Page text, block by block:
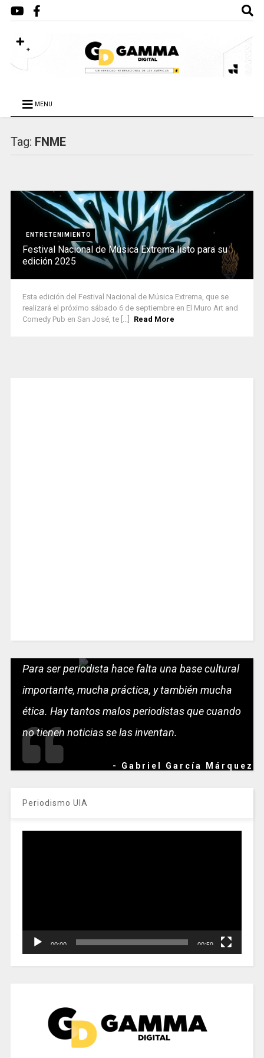
MENU
Tag: FNME
ENTRETENIMIENTO
Festival Nacional de Música Extrema listo para su
edición 2025
Esta edición del Festival Nacional de Música Extrema, que se
realizará el próximo sábado 6 de septiembre en El Muro Art and
Comedy Pub en San José, te [...]
Read More
Para ser periodista hace falta una base cultural
importante, mucha práctica, y también mucha
ética. Hay tantos malos periodistas que cuando
no tienen noticias se las inventan.
- Gabriel García Márquez
Periodismo UIA
00:00 00:59